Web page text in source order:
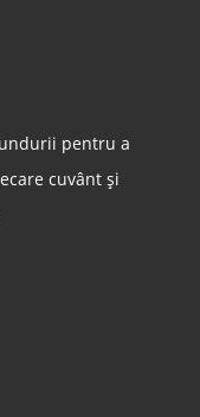
pentru a
cuvânt și